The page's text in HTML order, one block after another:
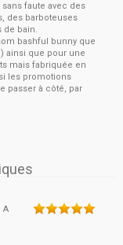
faute avec des
des barboteuses
de bain.
bashful bunny que
ainsi que pour une
mais fabriquée en
les promotions
passer à côté, par
A